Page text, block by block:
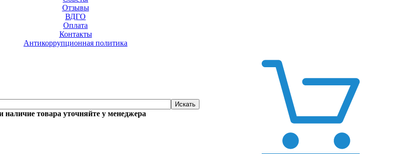
Отзывы
ВДГО
Оплата
Контакты
Антикоррупционная политика
наличие товара уточняйте у менеджера